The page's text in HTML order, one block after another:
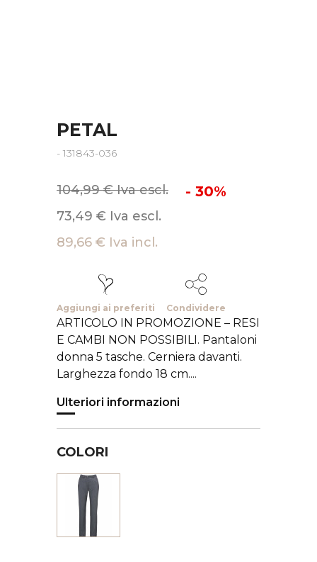
PETAL
- 131843-036
104,99 € Iva escl. - 30%
73,49 € Iva escl.
89,66 € Iva incl.
Aggiungi ai preferiti Condividere
ARTICOLO IN PROMOZIONE – RESI
E CAMBI NON POSSIBILI. Pantaloni
donna 5 tasche. Cerniera davanti.
Larghezza fondo 18 cm....
Ulteriori informazioni
COLORI